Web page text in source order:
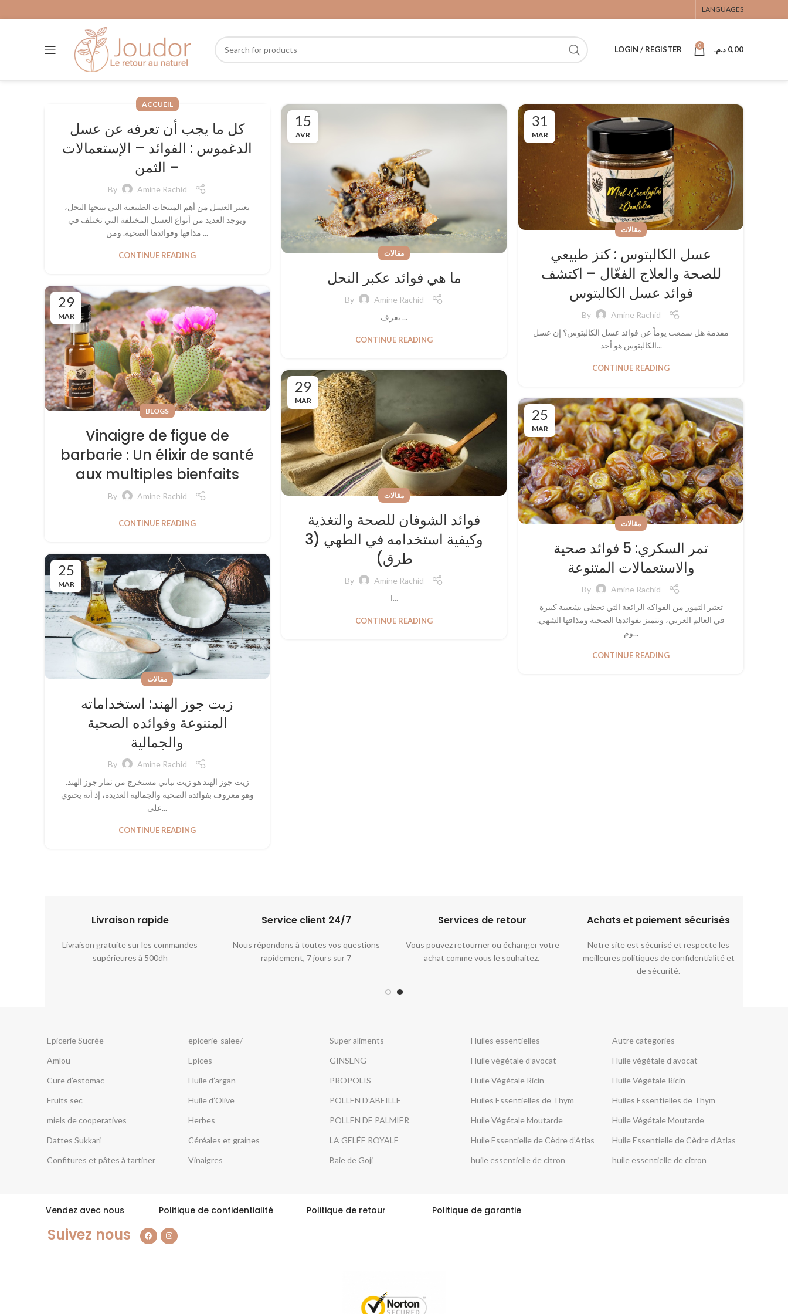
LANGUAGES
LOGIN / REGISTER 0 0,00 د.م.
ACCUEIL
كل ما يجب أن تعرفه عن عسل
الدغموس : الفوائد – الإستعمالات
– الثمن
By
Amine Rachid
يعتبر العسل من أهم المنتجات الطبيعية التي ينتجها النحل،
ويوجد العديد من أنواع العسل المختلفة التي تختلف في
مذاقها وفوائدها الصحية. ومن ...
CONTINUE READING
15
AVR
مقالات
ما هي فوائد عكبر النحل
By
Amine Rachid
يعرف ...
CONTINUE READING
31
MAR
مقالات
عسل الكالبتوس : كنز طبيعي
للصحة والعلاج الفعّال – اكتشف
فوائد عسل الكالبتوس
By
Amine Rachid
مقدمة هل سمعت يوماً عن فوائد عسل الكالبتوس؟ إن عسل
الكالبتوس هو أحد...
CONTINUE READING
29
MAR
BLOGS
Vinaigre de figue de
barbarie : Un élixir de santé
aux multiples bienfaits
By Amine Rachid
CONTINUE READING
29
MAR
مقالات
فوائد الشوفان للصحة والتغذية
وكيفية استخدامه في الطهي (3
طرق)
By
Amine Rachid
ا...
CONTINUE READING
25
MAR
مقالات
تمر السكري: 5 فوائد صحية
والاستعمالات المتنوعة
By
Amine Rachid
تعتبر التمور من الفواكه الرائعة التي تحظى بشعبية كبيرة
في العالم العربي، وتتميز بفوائدها الصحية ومذاقها الشهي.
وم...
CONTINUE READING
25
MAR
مقالات
زيت جوز الهند: استخداماته
المتنوعة وفوائده الصحية
والجمالية
By
Amine Rachid
زيت جوز الهند هو زيت نباتي مستخرج من ثمار جوز الهند.
وهو معروف بفوائده الصحية والجمالية العديدة، إذ أنه يحتوي
على...
CONTINUE READING
Livraison rapide​​
Livraison gratuite sur les commandes
supérieures à 500dh
Service client 24/7​
Nous répondons à toutes vos questions
rapidement, 7 jours sur 7
Services de retour
Vous pouvez retourner ou échanger votre
achat comme vous le souhaitez.
Achats et paiement sécurisés​
Notre site est sécurisé et respecte les
meilleures politiques de confidentialité et
de sécurité.
Epicerie Sucrée
Amlou
Cure d’estomac
Fruits sec
miels de cooperatives
Dattes Sukkari
Confitures et pâtes à tartiner
epicerie-salee/
Epices
Huile d’argan
Huile d’Olive
Herbes
Céréales et graines
Vinaigres
Super aliments
GINSENG
PROPOLIS
POLLEN D’ABEILLE
POLLEN DE PALMIER
LA GELÉE ROYALE
Baie de Goji
Huiles essentielles
Huile végétale d’avocat
Huile Végétale Ricin
Huiles Essentielles de Thym
Huile Végétale Moutarde
Huile Essentielle de Cèdre d’Atlas
huile essentielle de citron
Autre categories
Huile végétale d’avocat
Huile Végétale Ricin
Huiles Essentielles de Thym
Huile Végétale Moutarde
Huile Essentielle de Cèdre d’Atlas
huile essentielle de citron
Vendez avec nous Politique de confidentialité Politique de retour Politique de garantie
Suivez nous